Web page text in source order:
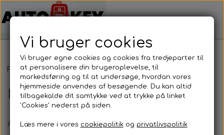
Forside Bilnøgler Audi Nøglehus
Nøglehus
Alt udvalg i Audi
Vi bruger cookies
Vi bruger egne cookies og cookies fra tredjeparter til
at personalisere din brugeroplevelse, til
markedsføring og til at undersøge, hvordan vores
hjemmeside anvendes af besøgende. Du kan altid
tilbagekalde dit samtykke ved at trykke på linket
'Cookies' nederst på siden.
Læs mere i vores cookiepolitikog privatlivspolitik